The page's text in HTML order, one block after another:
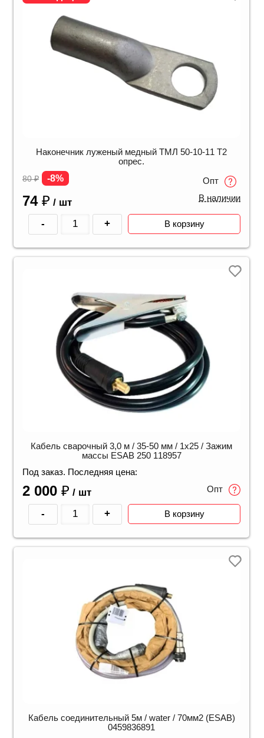
Наконечник луженый медный ТМЛ 50-10-11 Т2
опрес.
80₽ -8%
74 ₽ / шт
Опт
В наличии
- + В корзину
Кабель сварочный 3,0 м / 35-50 мм / 1х25 / Зажим
массы ESAB 250 118957
Под заказ. Последняя цена:
2 000 ₽ / шт Опт
- + В корзину
Кабель соединительный 5м / water / 70мм2 (ESAB)
0459836891